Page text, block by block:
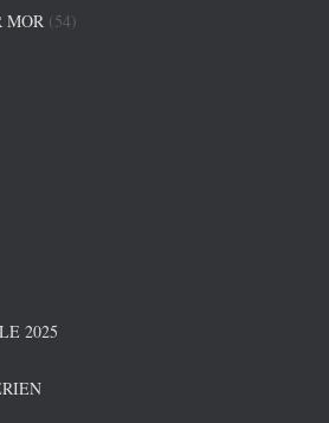
MOR (54)
2025